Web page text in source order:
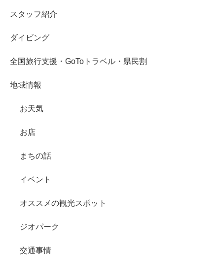
スタッフ紹介
ダイビング
全国旅行支援・GoToトラベル・県民割
地域情報
お天気
お店
まちの話
イベント
オススメの観光スポット
ジオパーク
交通事情